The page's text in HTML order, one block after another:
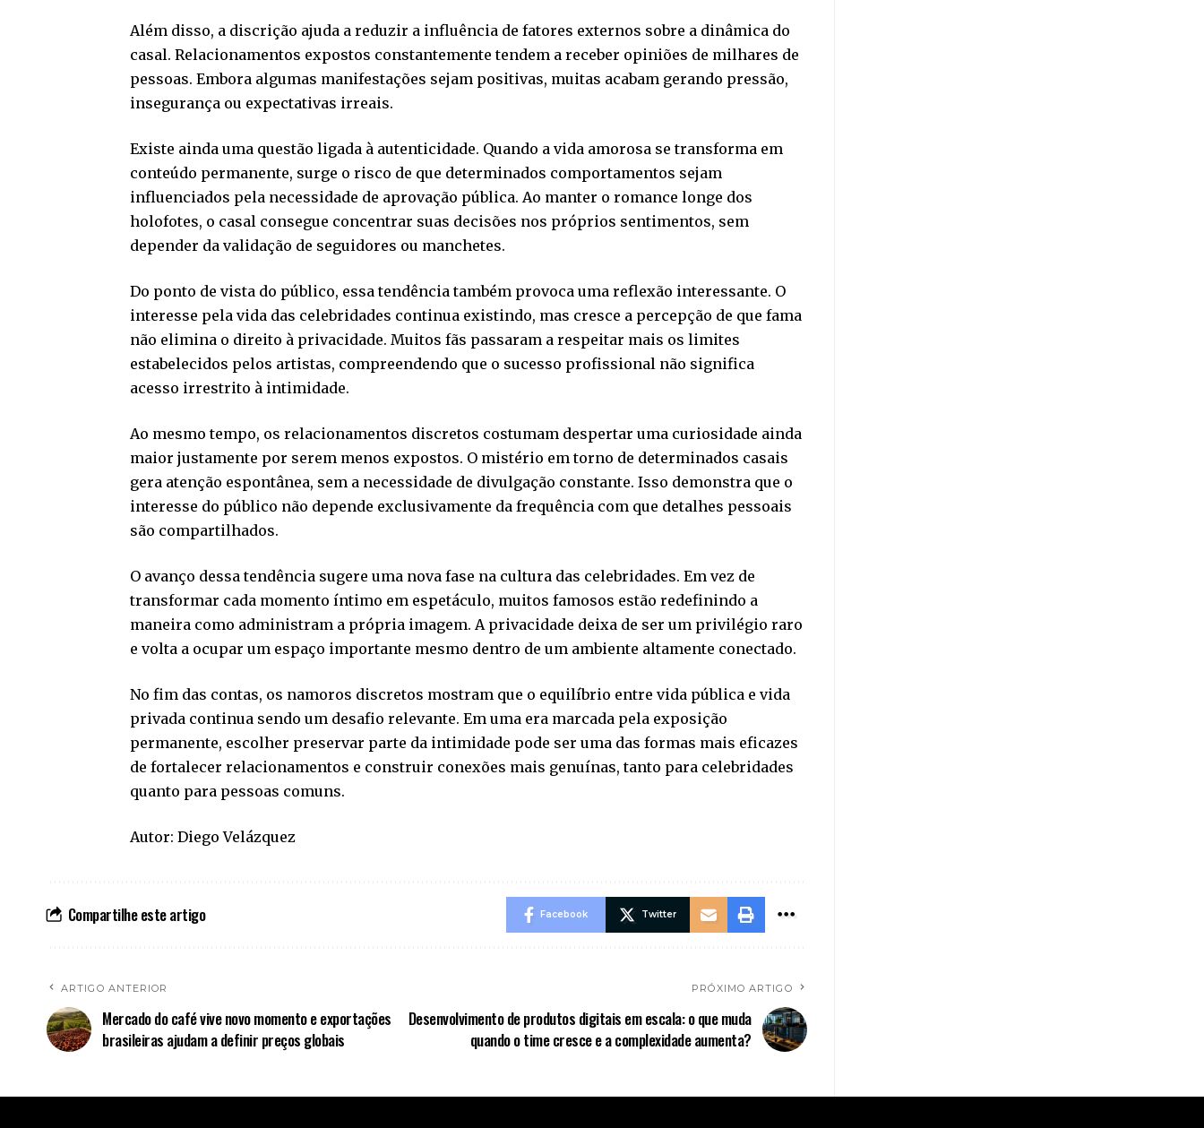
Além disso, a discrição ajuda a reduzir a influência de fatores externos sobre a dinâmica do
casal. Relacionamentos expostos constantemente tendem a receber opiniões de milhares de
pessoas. Embora algumas manifestações sejam positivas, muitas acabam gerando pressão,
insegurança ou expectativas irreais.
Existe ainda uma questão ligada à autenticidade. Quando a vida amorosa se transforma em
conteúdo permanente, surge o risco de que determinados comportamentos sejam
influenciados pela necessidade de aprovação pública. Ao manter o romance longe dos
holofotes, o casal consegue concentrar suas decisões nos próprios sentimentos, sem
depender da validação de seguidores ou manchetes.
Do ponto de vista do público, essa tendência também provoca uma reflexão interessante. O
interesse pela vida das celebridades continua existindo, mas cresce a percepção de que fama
não elimina o direito à privacidade. Muitos fãs passaram a respeitar mais os limites
estabelecidos pelos artistas, compreendendo que o sucesso profissional não significa
acesso irrestrito à intimidade.
Ao mesmo tempo, os relacionamentos discretos costumam despertar uma curiosidade ainda
maior justamente por serem menos expostos. O mistério em torno de determinados casais
gera atenção espontânea, sem a necessidade de divulgação constante. Isso demonstra que o
interesse do público não depende exclusivamente da frequência com que detalhes pessoais
são compartilhados.
O avanço dessa tendência sugere uma nova fase na cultura das celebridades. Em vez de
transformar cada momento íntimo em espetáculo, muitos famosos estão redefinindo a
maneira como administram a própria imagem. A privacidade deixa de ser um privilégio raro
e volta a ocupar um espaço importante mesmo dentro de um ambiente altamente conectado.
No fim das contas, os namoros discretos mostram que o equilíbrio entre vida pública e vida
privada continua sendo um desafio relevante. Em uma era marcada pela exposição
permanente, escolher preservar parte da intimidade pode ser uma das formas mais eficazes
de fortalecer relacionamentos e construir conexões mais genuínas, tanto para celebridades
quanto para pessoas comuns.
Autor: Diego Velázquez
Compartilhe este artigo Facebook Twitter
ARTIGO ANTERIOR
Mercado do café vive novo momento e exportações
brasileiras ajudam a definir preços globais
PRÓXIMO ARTIGO
Desenvolvimento de produtos digitais em escala: o que muda
quando o time cresce e a complexidade aumenta?